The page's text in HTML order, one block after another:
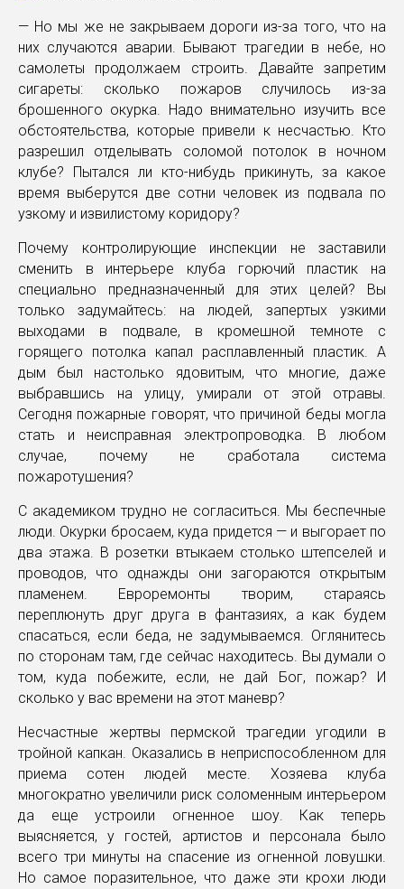
— Но мы же не закрываем дороги из-за того, что на
них случаются аварии. Бывают трагедии в небе, но
самолеты продолжаем строить. Давайте запретим
сигареты: сколько пожаров случилось из-за
брошенного окурка. Надо внимательно изучить все
обстоятельства, которые привели к несчастью. Кто
разрешил отделывать соломой потолок в ночном
клубе? Пытался ли кто-нибудь прикинуть, за какое
время выберутся две сотни человек из подвала по
узкому и извилистому коридору?
Почему контролирующие инспекции не заставили
сменить в интерьере клуба горючий пластик на
специально предназначенный для этих целей? Вы
только задумайтесь: на людей, запертых узкими
выходами в подвале, в кромешной темноте с
горящего потолка капал расплавленный пластик. А
дым был настолько ядовитым, что многие, даже
выбравшись на улицу, умирали от этой отравы.
Сегодня пожарные говорят, что причиной беды могла
стать и неисправная электропроводка. В любом
случае, почему не сработала система
пожаротушения?
С академиком трудно не согласиться. Мы беспечные
люди. Окурки бросаем, куда придется — и выгорает по
два этажа. В розетки втыкаем столько штепселей и
проводов, что однажды они загораются открытым
пламенем. Евроремонты творим, стараясь
переплюнуть друг друга в фантазиях, а как будем
спасаться, если беда, не задумываемся. Оглянитесь
по сторонам там, где сейчас находитесь. Вы думали о
том, куда побежите, если, не дай Бог, пожар? И
сколько у вас времени на этот маневр?
Несчастные жертвы пермской трагедии угодили в
тройной капкан. Оказались в неприспособленном для
приема сотен людей месте. Хозяева клуба
многократно увеличили риск соломенным интерьером
да еще устроили огненное шоу. Как теперь
выясняется, у гостей, артистов и персонала было
всего три минуты на спасение из огненной ловушки.
Но самое поразительное, что даже эти крохи люди